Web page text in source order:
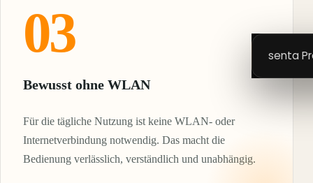
senta
03
Bewusst ohne WLAN
Für die tägliche Nutzung ist keine WLAN- oder
Internetverbindung notwendig. Das macht die
Bedienung verlässlich, verständlich und unabhängig.